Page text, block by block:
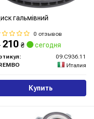
гальмівний
0 отзывов
210 ₴ сегодня
09.C936.11
Италия
Купить